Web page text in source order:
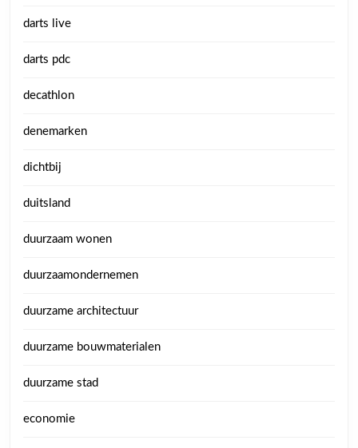
darts live
darts pdc
decathlon
denemarken
dichtbij
duitsland
duurzaam wonen
duurzaamondernemen
duurzame architectuur
duurzame bouwmaterialen
duurzame stad
economie